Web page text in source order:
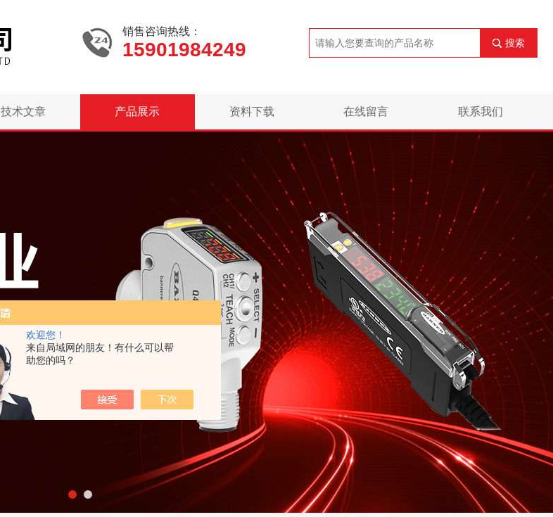
欢迎您！
来自局域网的朋友！有什么可以帮
助您的吗？
销售咨询热线：
15901984249 搜索
技术文章 产品展示 资料下载 在线留言 联系我们